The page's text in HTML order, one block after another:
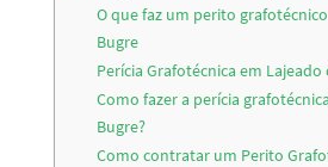
O que faz um perito
Bugre
Perícia Grafotécnica em Lajeado
Como fazer a perícia
Bugre?
Como contratar um Perito